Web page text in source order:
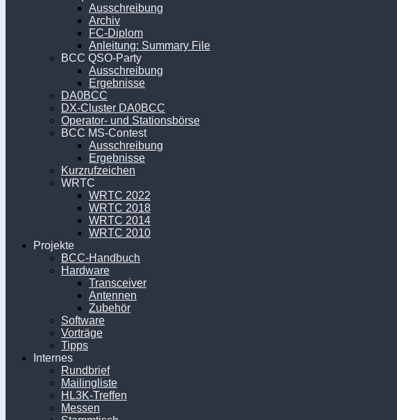
Ausschreibung
Archiv
FC-Diplom
Anleitung: Summary File
BCC QSO-Party
Ausschreibung
Ergebnisse
DA0BCC
DX-Cluster DA0BCC
Operator- und Stationsbörse
BCC MS-Contest
Ausschreibung
Ergebnisse
Kurzrufzeichen
WRTC
WRTC 2022
WRTC 2018
WRTC 2014
WRTC 2010
Projekte
BCC-Handbuch
Hardware
Transceiver
Antennen
Zubehör
Software
Vorträge
Tipps
Internes
Rundbrief
Mailingliste
HL3K-Treffen
Messen